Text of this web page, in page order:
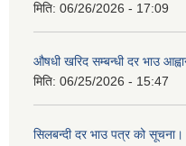
मिति: 06/26/2026 - 17:09
औषधी खरिद सम्बन्धी दर भाउ
मिति: 06/25/2026 - 15:47
सिलबन्दी दर भाउ पत्र को